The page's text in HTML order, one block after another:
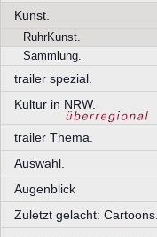
Kunst.
RuhrKunst.
Sammlung.
trailer spezial.
Kultur in NRW.
trailer Thema.
Auswahl.
Augenblick
Zuletzt gelacht: Cartoons.